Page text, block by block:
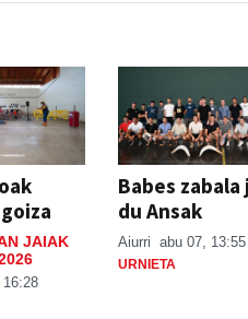
JAIAK
Babes zabala
du Ansak
Aiurri abu 07, 13:55
URNIETA